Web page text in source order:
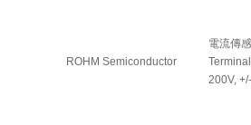
ROHM Semiconductor
電流傳
200V,